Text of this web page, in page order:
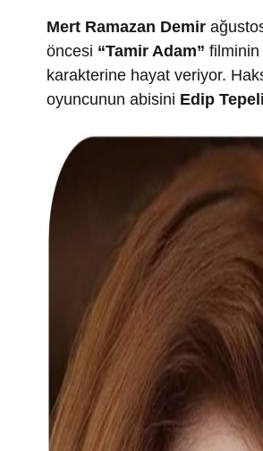
Mert Ramazan Demir
öncesi “Tamir Adam” filminin
karakterine hayat veriyor.
oyuncunun abisini Edip Tepeli